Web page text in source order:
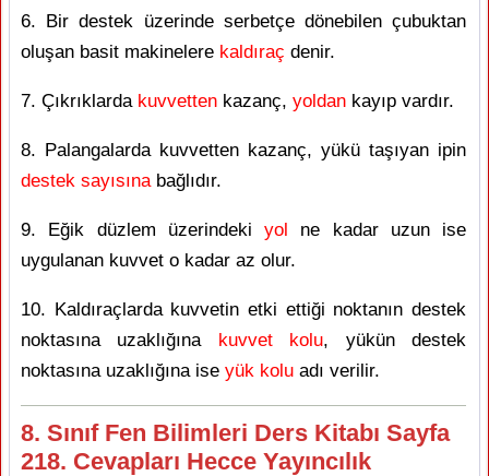
6. Bir destek üzerinde serbetçe dönebilen çubuktan
oluşan basit makinelere kaldıraç denir.
7. Çıkrıklarda kuvvetten kazanç, yoldan kayıp vardır.
8. Palangalarda kuvvetten kazanç, yükü taşıyan ipin
destek sayısınabağlıdır.
9. Eğik düzlem üzerindeki yol ne kadar uzun ise
uygulanan kuvvet o kadar az olur.
10. Kaldıraçlarda kuvvetin etki ettiği noktanın destek
noktasına uzaklığına kuvvet kolu, yükün destek
noktasına uzaklığına ise yük kolu adı verilir.
8. Sınıf Fen Bilimleri Ders Kitabı Sayfa
218. Cevapları Hecce Yayıncılık